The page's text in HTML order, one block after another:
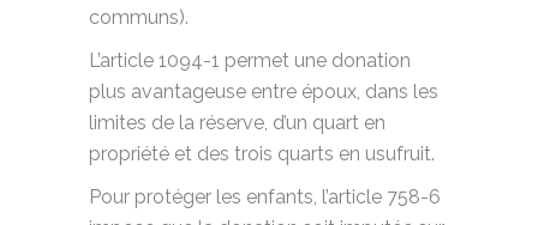
communs).
L’article 1094-1 permet une donation
plus avantageuse entre époux, dans les
limites de la réserve, d’un quart en
propriété et des trois quarts en usufruit.
Pour protéger les enfants, l’article 758-6